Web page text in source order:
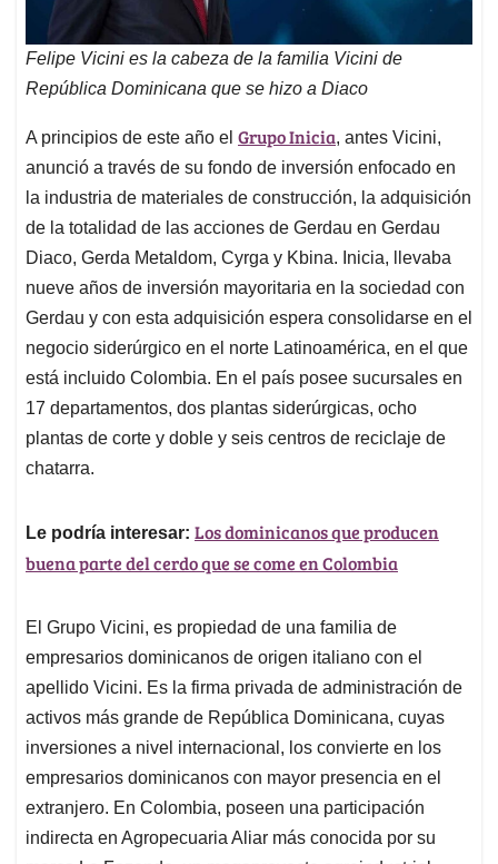
Felipe Vicini es la cabeza de la familia Vicini de
República Dominicana que se hizo a Diaco
A principios de este año el Grupo Inicia, antes Vicini,
anunció a través de su fondo de inversión enfocado en
la industria de materiales de construcción, la adquisición
de la totalidad de las acciones de Gerdau en Gerdau
Diaco, Gerda Metaldom, Cyrga y Kbina. Inicia, llevaba
nueve años de inversión mayoritaria en la sociedad con
Gerdau y con esta adquisición espera consolidarse en el
negocio siderúrgico en el norte Latinoamérica, en el que
está incluido Colombia. En el país posee sucursales en
17 departamentos, dos plantas siderúrgicas, ocho
plantas de corte y doble y seis centros de reciclaje de
chatarra.
Le podría interesar: Los dominicanos que producen
buena parte del cerdo que se come en Colombia
El Grupo Vicini, es propiedad de una familia de
empresarios dominicanos de origen italiano con el
apellido Vicini. Es la firma privada de administración de
activos más grande de República Dominicana, cuyas
inversiones a nivel internacional, los convierte en los
empresarios dominicanos con mayor presencia en el
extranjero. En Colombia, poseen una participación
indirecta en Agropecuaria Aliar más conocida por su